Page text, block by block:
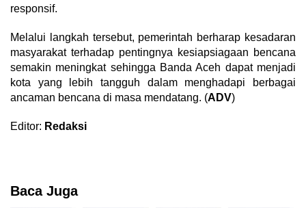
responsif.
Melalui langkah tersebut, pemerintah berharap kesadaran
masyarakat terhadap pentingnya kesiapsiagaan bencana
semakin meningkat sehingga Banda Aceh dapat menjadi
kota yang lebih tangguh dalam menghadapi berbagai
ancaman bencana di masa mendatang. (ADV)
Editor: Redaksi
Baca Juga